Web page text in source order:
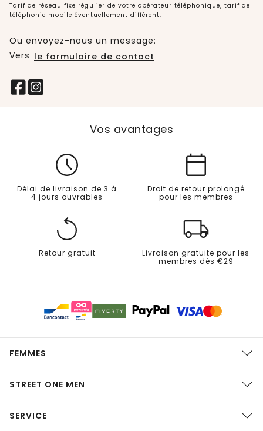
Tarif de réseau fixe régulier de votre opérateur téléphonique, tarif de
téléphonie mobile éventuellement différent.
Ou envoyez-nous un message:
Vers le formulaire de contact
Vos avantages
Délai de livraison de 3 à
4 jours ouvrables
Droit de retour prolongé
pour les membres
Retour gratuit
Livraison gratuite pour les
membres dès €29
FEMMES
STREET ONE MEN
SERVICE